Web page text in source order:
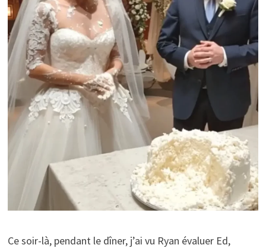
Ce soir-là, pendant le dîner, j’ai vu Ryan évaluer Ed,